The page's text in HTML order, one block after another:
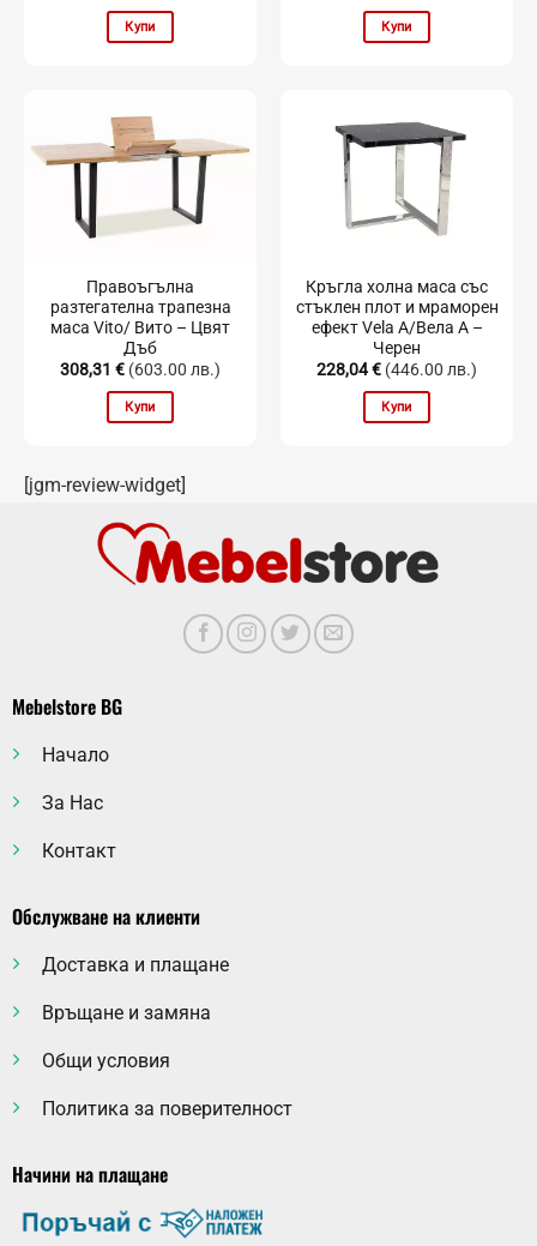
Купи Купи
Правоъгълна
разтегателна трапезна
маса Vito/ Вито – Цвят
Дъб
308,31 € (603.00 лв.)
Купи
Кръгла холна маса със
стъклен плот и мраморен
ефект Vela А/Вела А –
Черен
228,04€ (446.00 лв.)
Купи
[jgm-review-widget]
Mebelstore BG
Начало
За Нас
Контакт
Обслужване на клиенти
Доставка и плащане
Връщане и замяна
Общи условия
Политика за поверителност
Начини на плащане